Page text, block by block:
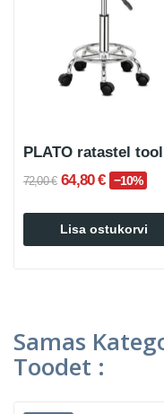
PLATO ratastel tool
72,00 € 64,80 € −10%
Lisa ostukorvi
Samas
Toodet :